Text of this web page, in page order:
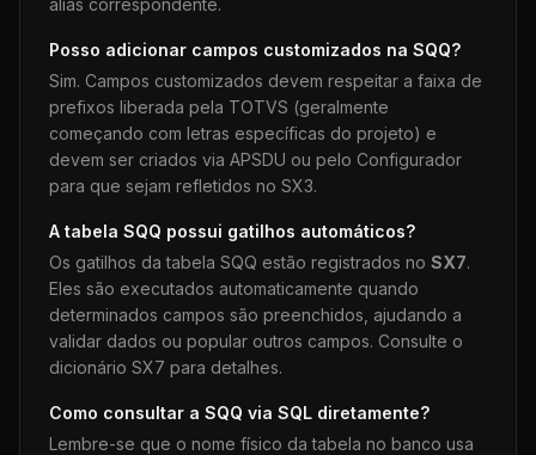
alias correspondente.
Posso adicionar campos customizados na SQQ?
Sim. Campos customizados devem respeitar a faixa de
prefixos liberada pela TOTVS (geralmente
começando com letras específicas do projeto) e
devem ser criados via APSDU ou pelo Configurador
para que sejam refletidos no SX3.
A tabela SQQ possui gatilhos automáticos?
Os gatilhos da tabela SQQ estão registrados no SX7.
Eles são executados automaticamente quando
determinados campos são preenchidos, ajudando a
validar dados ou popular outros campos. Consulte o
dicionário SX7 para detalhes.
Como consultar a SQQ via SQL diretamente?
Lembre-se que o nome físico da tabela no banco usa